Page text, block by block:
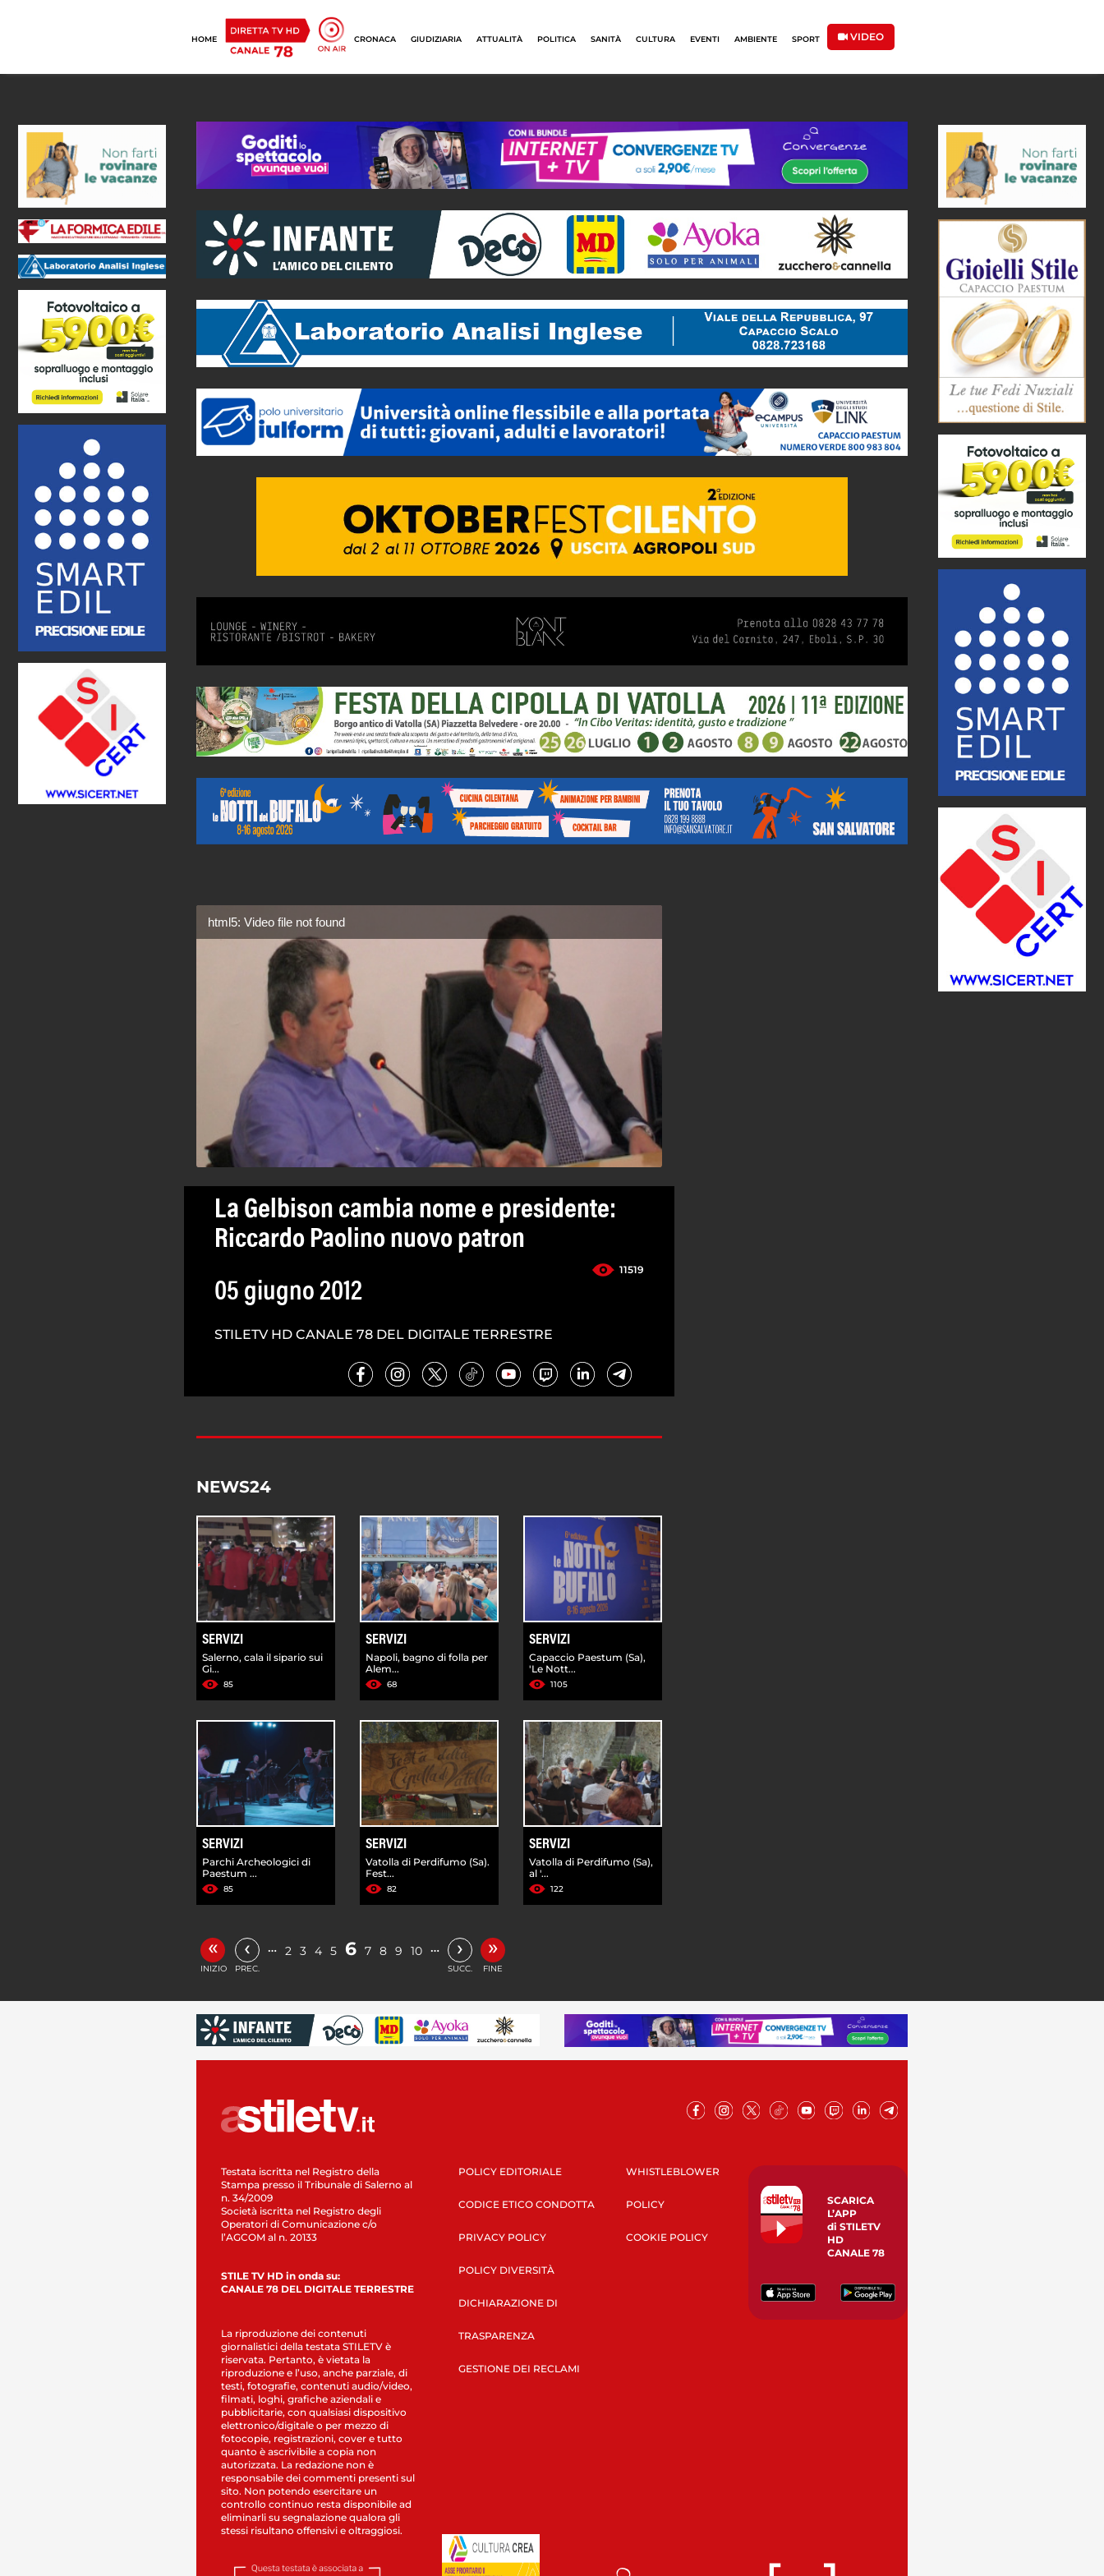
HOME CRONACA GIUDIZIARIA ATTUALITÀ POLITICA SANITÀ CULTURA EVENTI AMBIENTE SPORT VIDEO
html5: Video file not found
La Gelbison cambia nome e presidente:
Riccardo Paolino nuovo patron
11519
05 giugno 2012
STILETV HD CANALE 78 DEL DIGITALE TERRESTRE
NEWS24
SERVIZI
Salerno, cala il sipario sui
Gi...
85
SERVIZI
Napoli, bagno di folla per
Alem...
68
SERVIZI
Capaccio Paestum (Sa),
'Le Nott...
1105
SERVIZI
Parchi Archeologici di
Paestum ...
85
SERVIZI
Vatolla di Perdifumo (Sa).
Fest...
82
SERVIZI
Vatolla di Perdifumo (Sa),
al '...
122
«
INIZIO
‹
PREC.
… 2 3 4 5 6 7 8 9 10 … ›
SUCC.
»
FINE
Testata iscritta nel Registro della
Stampa presso il Tribunale di Salerno al
n. 34/2009
Società iscritta nel Registro degli
Operatori di Comunicazione c/o
l’AGCOM al n. 20133
STILE TV HD in onda su:
CANALE 78 DEL DIGITALE TERRESTRE
La riproduzione dei contenuti
giornalistici della testata STILETV è
riservata. Pertanto, è vietata la
riproduzione e l’uso, anche parziale, di
testi, fotografie, contenuti audio/video,
filmati, loghi, grafiche aziendali e
pubblicitarie, con qualsiasi dispositivo
elettronico/digitale o per mezzo di
fotocopie, registrazioni, cover e tutto
quanto è ascrivibile a copia non
autorizzata. La redazione non è
responsabile dei commenti presenti sul
sito. Non potendo esercitare un
controllo continuo resta disponibile ad
eliminarli su segnalazione qualora gli
stessi risultano offensivi e oltraggiosi.
POLICY EDITORIALE
CODICE ETICO CONDOTTA
PRIVACY POLICY
POLICY DIVERSITÀ
DICHIARAZIONE DI
TRASPARENZA
GESTIONE DEI RECLAMI
WHISTLEBLOWER
POLICY
COOKIE POLICY
SCARICA
L’APP
di STILETV
HD
CANALE 78